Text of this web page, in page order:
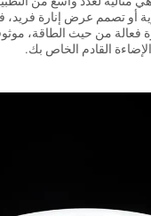
أو تصمم عرض إنارة فريد،
فعالة من حيث الطاقة،